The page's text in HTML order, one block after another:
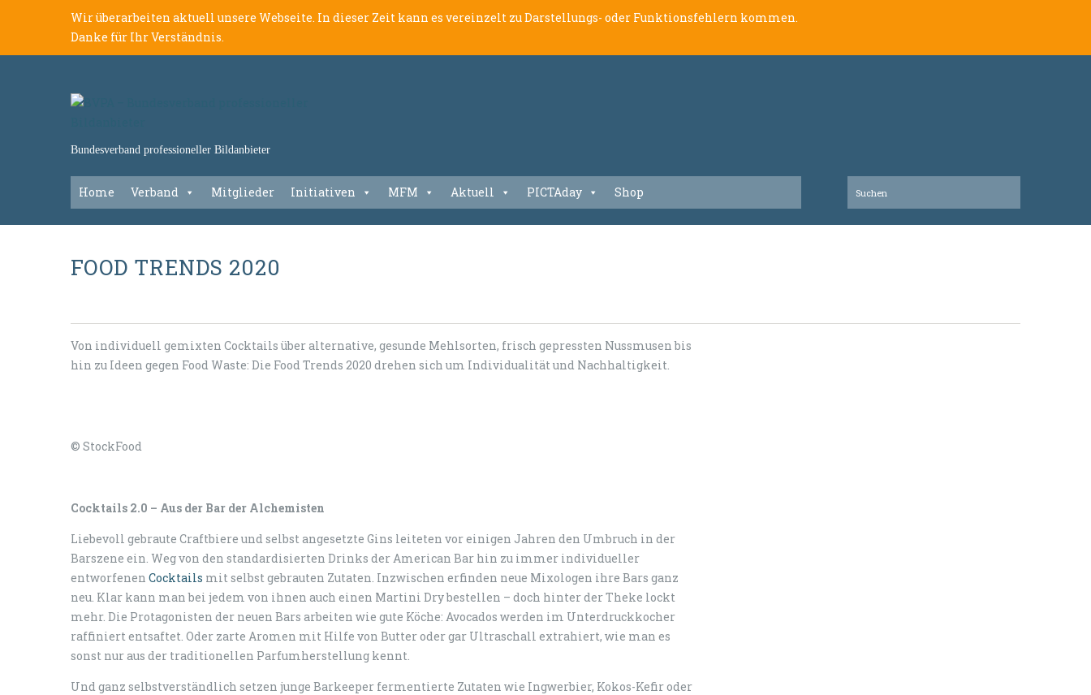
Wir überarbeiten aktuell unsere Webseite. In dieser Zeit kann es vereinzelt zu Darstellungs- oder Funktionsfehlern kommen.
Danke für Ihr Verständnis.
Bundesverband professioneller Bildanbieter
Home Verband Mitglieder Initiativen MFM Aktuell PICTAday Shop
FOOD TRENDS 2020
Von individuell gemixten Cocktails über alternative, gesunde Mehlsorten, frisch gepressten Nussmusen bis
hin zu Ideen gegen Food Waste: Die Food Trends 2020 drehen sich um Individualität und Nachhaltigkeit.
© StockFood
Cocktails 2.0 – Aus der Bar der Alchemisten
Liebevoll gebraute Craftbiere und selbst angesetzte Gins leiteten vor einigen Jahren den Umbruch in der
Barszene ein. Weg von den standardisierten Drinks der American Bar hin zu immer individueller
entworfenen Cocktails mit selbst gebrauten Zutaten. Inzwischen erfinden neue Mixologen ihre Bars ganz
neu. Klar kann man bei jedem von ihnen auch einen Martini Dry bestellen – doch hinter der Theke lockt
mehr. Die Protagonisten der neuen Bars arbeiten wie gute Köche: Avocados werden im Unterdruckkocher
raffiniert entsaftet. Oder zarte Aromen mit Hilfe von Butter oder gar Ultraschall extrahiert, wie man es
sonst nur aus der traditionellen Parfumherstellung kennt.
Und ganz selbstverständlich setzen junge Barkeeper fermentierte Zutaten wie Ingwerbier, Kokos-Kefir oder